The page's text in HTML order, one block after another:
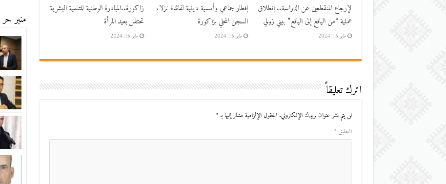
لإرجاع المنقطعين عن الدراسة.. إنطلاق
عملية “من اليافع إلى اليافع” ببني زولي
مايو 16, 2024
إفطار جماعي وأمسية دينية لفائدة نزلاء
السجن المحلي بزاكورة
مايو 16, 2024
زاكورة..المبادرة الوطنية للتنمية البشرية
تحتفل بعيد المرأة
مايو 16, 2024
اترك تعليقاً
لن يتم نشر عنوان بريدك الإلكتروني. الحقول الإلزامية مشار إليها بـ*
التعليق *
منبر حر